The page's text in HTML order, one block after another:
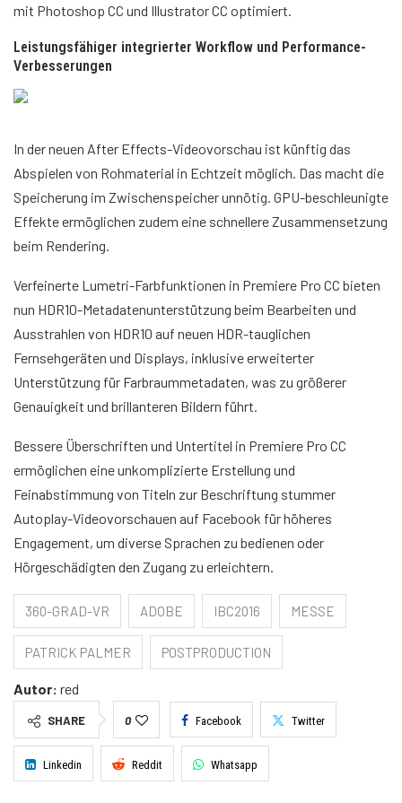
mit Photoshop CC und Illustrator CC optimiert.
Leistungsfähiger integrierter Workflow und Performance-
Verbesserungen
In der neuen After Effects-Videovorschau ist künftig das
Abspielen von Rohmaterial in Echtzeit möglich. Das macht die
Speicherung im Zwischenspeicher unnötig. GPU-beschleunigte
Effekte ermöglichen zudem eine schnellere Zusammensetzung
beim Rendering.
Verfeinerte Lumetri-Farbfunktionen in Premiere Pro CC bieten
nun HDR10-Metadatenunterstützung beim Bearbeiten und
Ausstrahlen von HDR10 auf neuen HDR-tauglichen
Fernsehgeräten und Displays, inklusive erweiterter
Unterstützung für Farbraummetadaten, was zu größerer
Genauigkeit und brillanteren Bildern führt.
Bessere Überschriften und Untertitel in Premiere Pro CC
ermöglichen eine unkomplizierte Erstellung und
Feinabstimmung von Titeln zur Beschriftung stummer
Autoplay-Videovorschauen auf Facebook für höheres
Engagement, um diverse Sprachen zu bedienen oder
Hörgeschädigten den Zugang zu erleichtern.
360-GRAD-VR ADOBE IBC2016 MESSE
PATRICK PALMER POSTPRODUCTION
Autor: red
SHARE 0 Facebook Twitter
Linkedin Reddit Whatsapp